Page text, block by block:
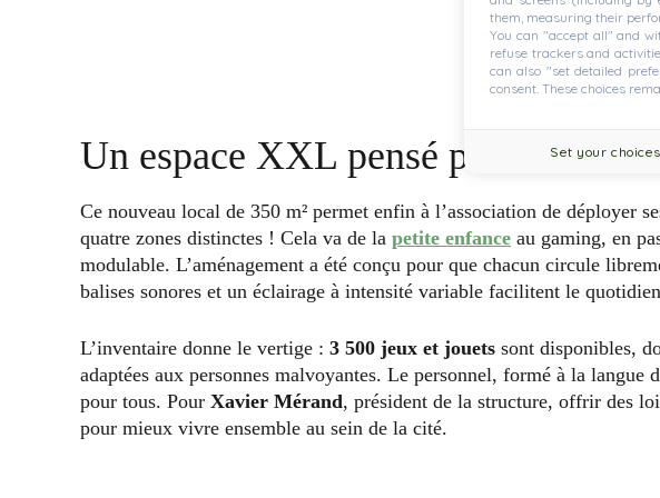
Un espace XXL pensé pour
Ce nouveau local de 350 m² permet enfin à l’association de déployer
quatre zones distinctes ! Cela va de la petite enfance au gaming, en
modulable. L’aménagement a été conçu pour que chacun circule
balises sonores et un éclairage à intensité variable facilitent le
L’inventaire donne le vertige : 3 500 jeux et jouets sont disponibles,
adaptées aux personnes malvoyantes. Le personnel, formé à la langue
pour tous. Pour Xavier Mérand, président de la structure, offrir des
pour mieux vivre ensemble au sein de la cité.
them, measuring their
You can "accept all" and
refuse trackers and
can also "set detailed
consent. These choices
Set your choices